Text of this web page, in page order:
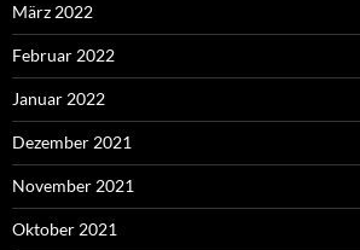
März 2022
Februar 2022
Januar 2022
Dezember 2021
November 2021
Oktober 2021